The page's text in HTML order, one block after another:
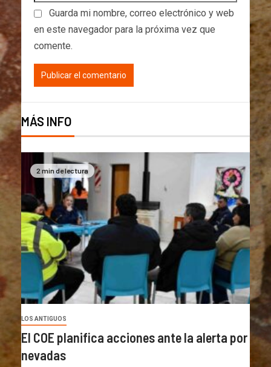
Guarda mi nombre, correo electrónico y web
en este navegador para la próxima vez que
comente.
MÁS INFO
2 min de lectura
LOS ANTIGUOS
El COE planifica acciones ante la alerta por
nevadas